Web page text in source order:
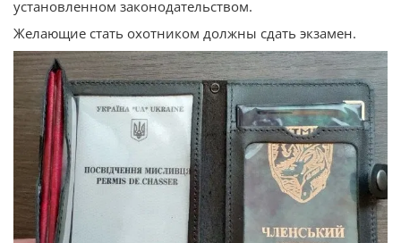
установленном законодательством.
Желающие стать охотником должны сдать экзамен.